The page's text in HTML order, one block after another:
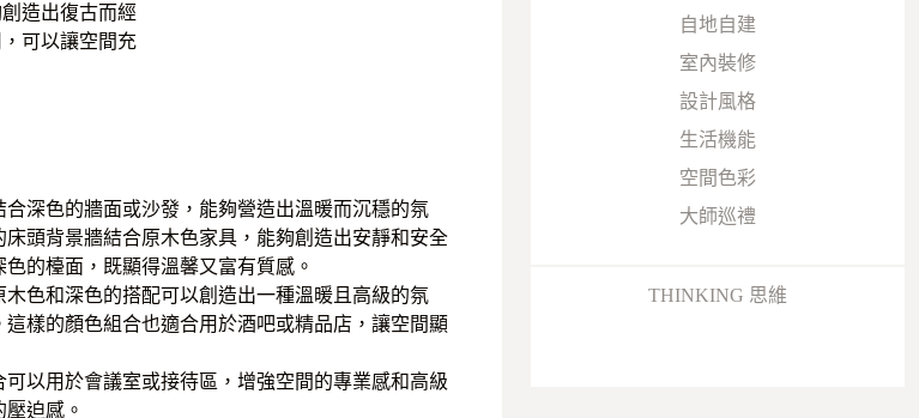
造出復古而經
可以讓空間充
合深色的牆面或沙發，能夠營造出溫暖而沉穩的氛
頭背景牆結合原木色家具，能夠創造出安靜和安全
的檯面，既顯得溫馨又富有質感。
木色和深色的搭配可以創造出一種溫暖且高級的氛
樣的顏色組合也適合用於酒吧或精品店，讓空間顯
以用於會議室或接待區，增強空間的專業感和高級
迫感。
自地自建
室內裝修
設計風格
生活機能
空間色彩
大師巡禮
THINKING 思維